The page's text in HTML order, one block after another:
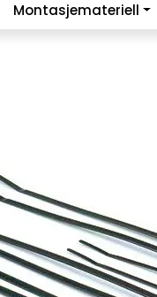
Montasjemateriell